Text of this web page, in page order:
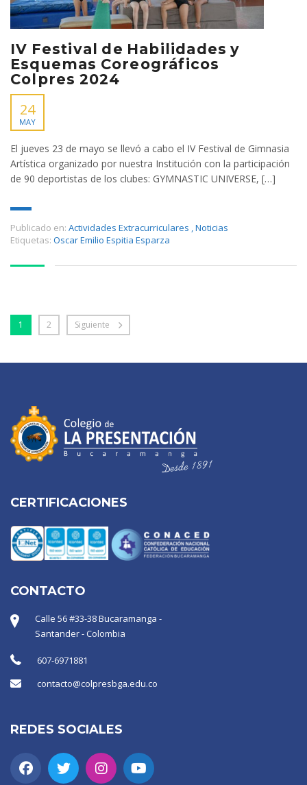
IV Festival de Habilidades y
Esquemas Coreográficos
Colpres 2024
24
MAY
El jueves 23 de mayo se llevó a cabo el IV Festival de Gimnasia
Artística organizado por nuestra Institución con la participación
de 90 deportistas de los clubes: GYMNASTIC UNIVERSE, […]
Publicado en: Actividades Extracurriculares ,Noticias
Etiquetas: Oscar Emilio Espitia Esparza
1 2 Siguiente
CERTIFICACIONES
CONTACTO
Calle 56 #33-38 Bucaramanga -
Santander - Colombia
607-6971881
contacto@colpresbga.edu.co
REDES SOCIALES